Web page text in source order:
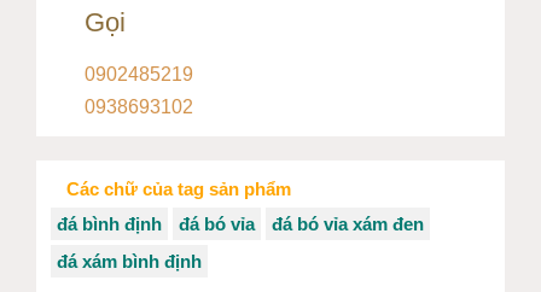
Gọi
0902485219
0938693102
Các chữ của tag sản phẩm
đá bình định
đá bó vỉa
đá bó vỉa xám đen
đá xám bình định